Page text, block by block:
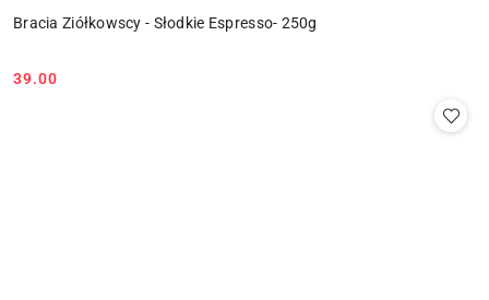
Bracia Ziółkowscy - Słodkie Espresso- 250g
Cena:
39.00